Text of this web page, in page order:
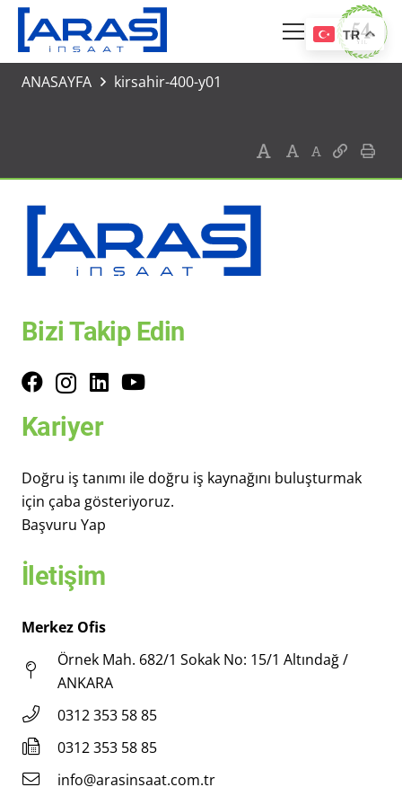
ANASAYFA kirsahir-400-y01
Bizi Takip Edin
Kariyer
Doğru iş tanımı ile doğru iş kaynağını buluşturmak
için çaba gösteriyoruz.
Başvuru Yap
İletişim
Merkez Ofis
Örnek Mah. 682/1 Sokak No: 15/1 Altındağ /
ANKARA
0312 353 58 85
0312 353 58 85
info@arasinsaat.com.tr
TR